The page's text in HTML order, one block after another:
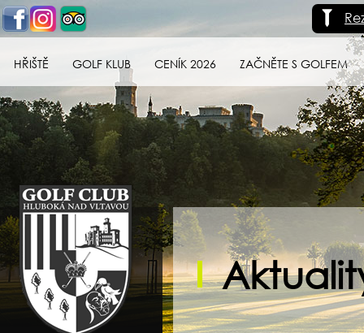
HŘIŠTĚ GOLF KLUB CENÍK 2026 ZAČNĚTE S GOLFEM
Golf klub Hluboká
nad Vltavou